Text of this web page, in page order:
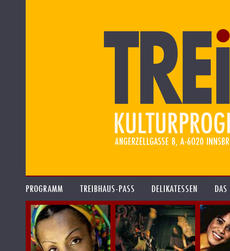
PROGRAMM TREIBHAUS-PASS DELIKATESSEN